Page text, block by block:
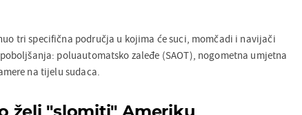
tri specifična područja u kojima će suci, momčadi i navijači
poluautomatsko zaleđe (SAOT), nogometna umjetna
na tijelu sudaca.